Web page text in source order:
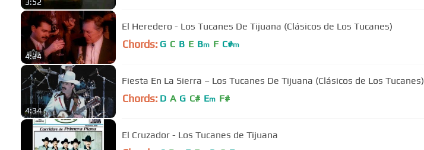
4:34
El Heredero - Los Tucanes De Tijuana (Clásicos de Los Tucanes)
Chords: G C B E Bm F C#m
4:34
Fiesta En La Sierra – Los Tucanes De Tijuana (Clásicos de Los Tucanes)
Chords: D A G C# Em F#
El Cruzador - Los Tucanes de Tijuana